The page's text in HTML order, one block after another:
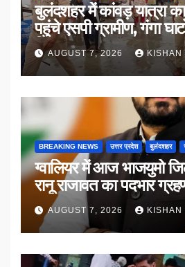
बुलंदशहर में कांवड़ यात्रा
पहुंचे एसपी ग्रामीण, गंगा
किया संवाद
AUGUST 7, 2026 KISHAN
BREAKING NEWS उत्तर प्रदेश बुलंदशहर
ग्वालियर में आज भाजयुमो
रानू राजावत का पदभार
AUGUST 7, 2026 KISHAN